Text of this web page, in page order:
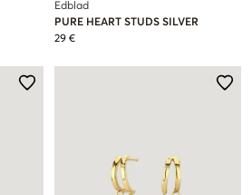
Edblad
PURE HEART STUDS SILVER
29 €